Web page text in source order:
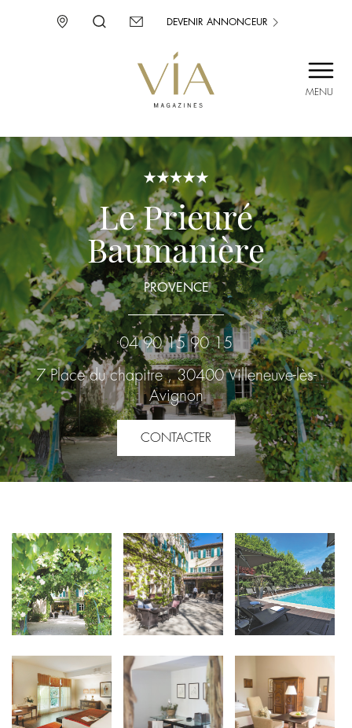
MENU
CORSE
ENVIE D’AILLEURS
DEVENIR ANNONCEUR
Le Prieuré
Baumanière
PROVENCE
04 90 15 90 15
7 Place du chapitre , 30400 Villeneuve-lès-
Avignon
CONTACTER